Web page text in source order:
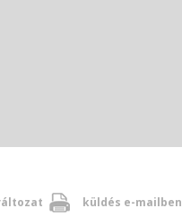
küldés e-mailben